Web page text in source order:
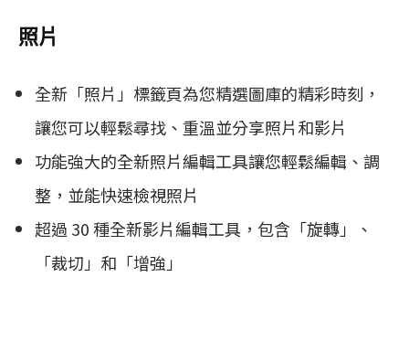
照片
全新「照片」標籤頁為您精選圖庫的精彩時刻，
讓您可以輕鬆尋找、重溫並分享照片和影片
功能強大的全新照片編輯工具讓您輕鬆編輯、調
整，並能快速檢視照片
超過 30 種全新影片編輯工具，包含「旋轉」、
「裁切」和「增強」